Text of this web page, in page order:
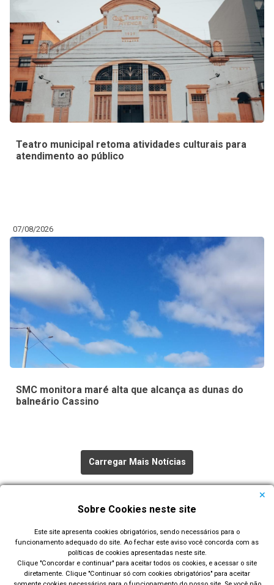
Teatro municipal retoma atividades culturais para
atendimento ao público
07/08/2026
SMC monitora maré alta que alcança as dunas do
balneário Cassino
Carregar Mais Notícias
Sobre Cookies neste site
Este site apresenta cookies obrigatórios, sendo necessários para o
funcionamento adequado do site. Ao fechar este aviso você concorda com as
políticas de cookies apresentadas neste site.
Clique "Concordar e continuar" para aceitar todos os cookies, e acessar o site
diretamente. Clique "Continuar só com cookies obrigatórios" para aceitar
Prefeitura Municipal de Rio Grande